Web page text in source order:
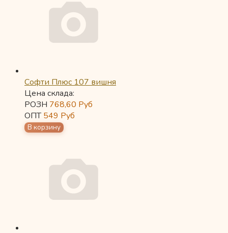
Софти Плюс 107 вишня
Цена склада:
РОЗН 768,60 Руб
ОПТ549 Руб